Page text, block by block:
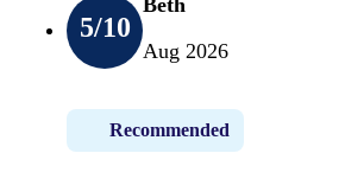
5/10
Aug 2026
Recommended